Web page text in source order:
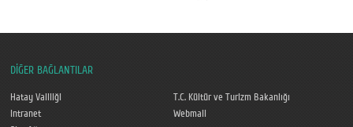
DİĞER BAĞLANTILAR
Hatay Valiliği
T.C. Kültür ve Turizm Bakanlığı
Intranet
Webmail